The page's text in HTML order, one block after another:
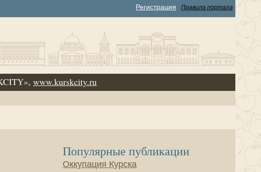
Регистрация Правила портала
www.kurskcity.ru
Популярные публикации
Оккупация Курска